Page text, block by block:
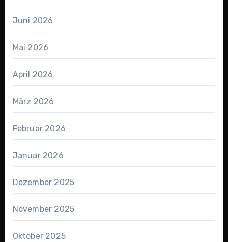
Juni 2026
Mai 2026
April 2026
März 2026
Februar 2026
Januar 2026
Dezember 2025
November 2025
Oktober 2025